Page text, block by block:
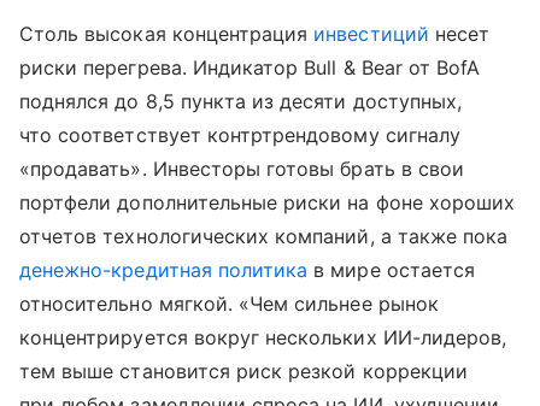
Столь высокая концентрация инвестиций несет
риски перегрева. Индикатор Bull & Bear от BofA
поднялся до 8,5 пункта из десяти доступных,
что соответствует контртрендовому сигналу
«продавать». Инвесторы готовы брать в свои
портфели дополнительные риски на фоне хороших
отчетов технологических компаний, а также пока
денежно-кредитная политика в мире остается
относительно мягкой. «Чем сильнее рынок
концентрируется вокруг нескольких ИИ-лидеров,
тем выше становится риск резкой коррекции